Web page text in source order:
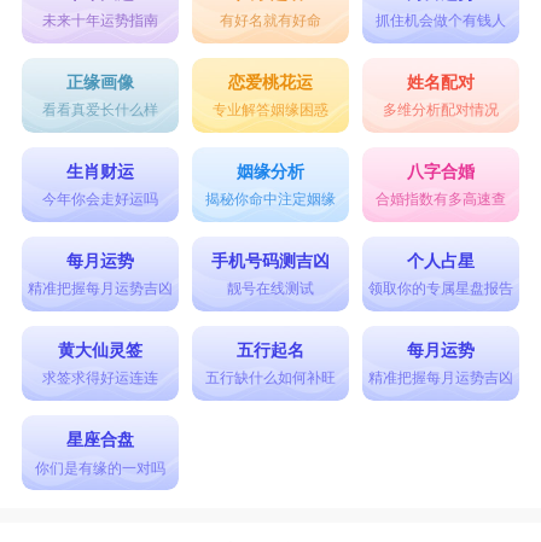
未来十年运势指南 有好名就有好命 抓住机会做个有钱人
正缘画像
看看真爱长什么样
恋爱桃花运
专业解答姻缘困惑
姓名配对
多维分析配对情况
生肖财运
今年你会走好运吗
姻缘分析
揭秘你命中注定姻缘
八字合婚
合婚指数有多高速查
每月运势
精准把握每月运势吉凶
手机号码测吉凶
靓号在线测试
个人占星
领取你的专属星盘报告
黄大仙灵签
求签求得好运连连
五行起名
五行缺什么如何补旺
每月运势
精准把握每月运势吉凶
星座合盘
你们是有缘的一对吗